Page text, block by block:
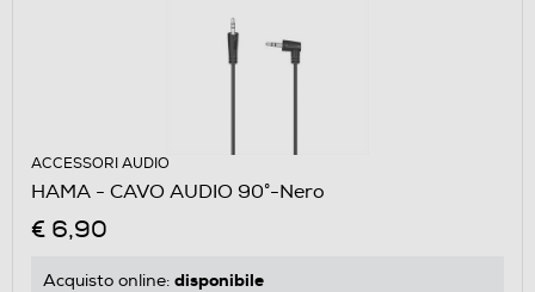
ACCESSORI AUDIO
HAMA - CAVO AUDIO 90°-Nero
€ 6,90
Acquisto online: disponibile